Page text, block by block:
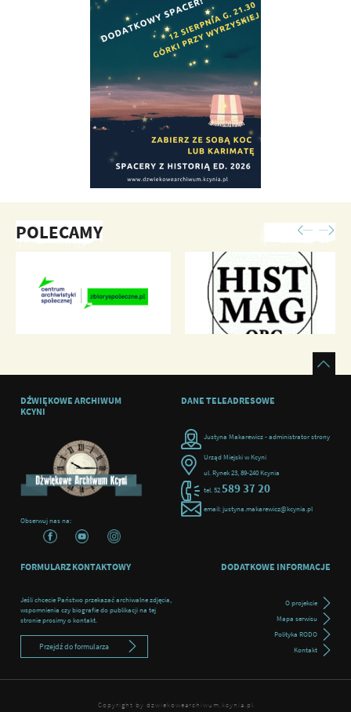
POLECAMY
DŹWIĘKOWE ARCHIWUM
KCYNI
Obserwuj nas na:
DANE TELEADRESOWE
Justyna Makarewicz - administrator strony
Urząd Miejski w Kcyni
ul. Rynek 23, 89-240 Kcynia
tel. 52589 37 20
email: justyna.makarewicz@kcynia.pl
FORMULARZ KONTAKTOWY
Jeśli chcecie Państwo przekazać archiwalne zdjęcia,
wspomnienia czy biografie do publikacji na tej
stronie prosimy o kontakt.
Przejdź do formularza
DODATKOWE INFORMACJE
O projekcie
Mapa serwisu
Polityka RODO
Kontakt
Copyright by dzwiekowearchiwum.kcynia.pl